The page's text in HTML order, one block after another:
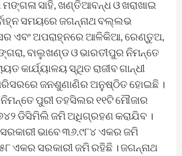
ସାହି, ଖଣ୍ତିଆବନ୍ଧ ଓ ଖରାଖାଇ
ସମୟରେ ଜଗନ୍ନାଥ ବଲ୍ଲଭ
ଏବଂ ଅପରାହ୍ନରେ ଆଳିକିଆ, ରେଣ୍ତୁଅ,
ବାଲୁଖଣ୍ଡ ଓ ଭାରତୀପୁର ନିମନ୍ତେ
କାର୍ଯ୍ୟାଳୟ ସ୍ଥିତ ରାଜୀବ ଗାନ୍ଧୀ
ଜନଶୁଣାଣିର ଅନୁଷ୍ଠିତ ହୋଇଛି ।
ପୁରୀ ତହସିଲର ୧୧ଟି ମୌଜାର
ଡିସିମିଲି ଜମି ଅଧିଗ୍ରହଣ କରାଯିବ ।
ଭାବେ ୩୬.୯୮୪ ଏକର ଜମି
ଏକର ସରକାରୀ ଜମି ରହିଛି । ଜଗନ୍ନାଥ